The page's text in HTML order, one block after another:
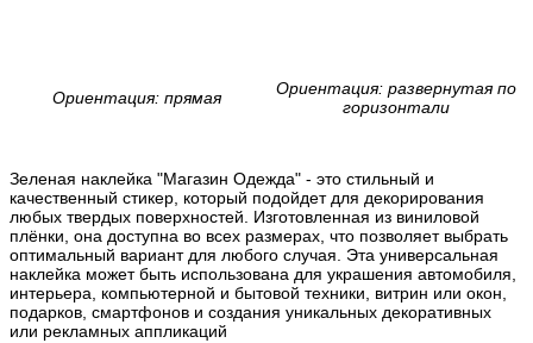
Ориентация: прямая
Ориентация: развернутая по
горизонтали
Зеленая наклейка "Магазин Одежда" - это стильный и
качественный стикер, который подойдет для декорирования
любых твердых поверхностей. Изготовленная из виниловой
плёнки, она доступна во всех размерах, что позволяет выбрать
оптимальный вариант для любого случая. Эта универсальная
наклейка может быть использована для украшения автомобиля,
интерьера, компьютерной и бытовой техники, витрин или окон,
подарков, смартфонов и создания уникальных декоративных
или рекламных аппликаций